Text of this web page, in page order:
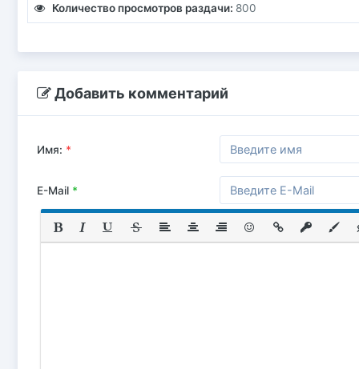
Количество просмотров раздачи: 800
Добавить комментарий
Имя: *
E-Mail *